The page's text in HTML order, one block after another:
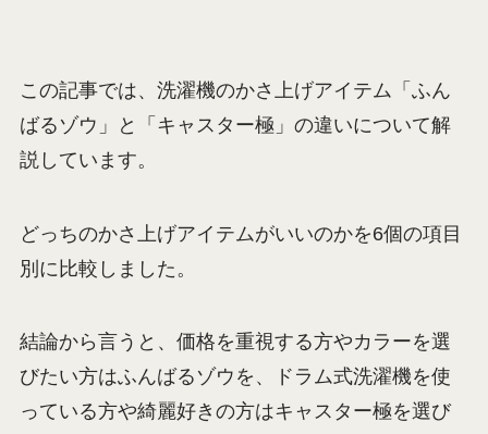
この記事では、洗濯機のかさ上げアイテム「ふん
ばるゾウ」と「キャスター極」の違いについて解
説しています。
どっちのかさ上げアイテムがいいのかを6個の項目
別に比較しました。
結論から言うと、価格を重視する方やカラーを選
びたい方はふんばるゾウを、ドラム式洗濯機を使
っている方や綺麗好きの方はキャスター極を選び